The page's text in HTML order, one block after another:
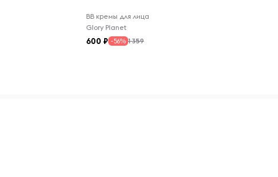
BB кремы для лица
Glory Planet
600 -56% 1 359